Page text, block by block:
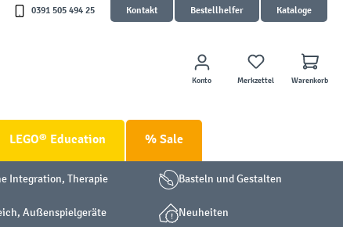
0391 505 494 25 Kontakt Bestellhelfer Kataloge
Konto Merkzettel Warenkorb
LEGO® Education % Sale
Integration, Therapie Basteln und Gestalten
Außenspielgeräte Neuheiten